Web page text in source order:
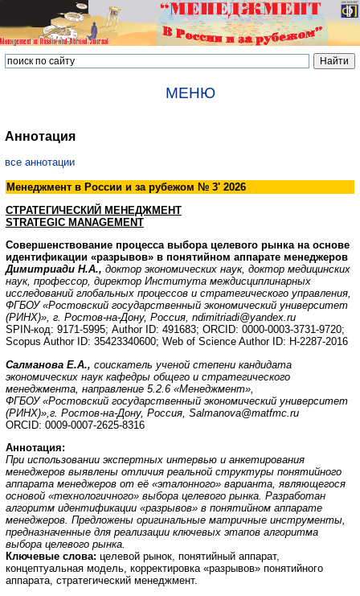
МЕНЮ
Аннотация
все аннотации
Менеджмент в России и за рубежом № 3' 2026
СТРАТЕГИЧЕСКИЙ МЕНЕДЖМЕНТ
STRATEGIC MANAGEMENT
Совершенствование процесса выбора целевого рынка на основе
идентификации «разрывов» в понятийном аппарате менеджеров
Димитриади Н.А., доктор экономических наук, доктор медицинских
наук, профессор, директор Института междисциплинарных
исследований глобальных процессов и стратегического управления,
ФГБОУ «Ростовский государственный экономический университет
(РИНХ)», г. Ростов-на-Дону, Россия, ndimitriadi@yandex.ru
SPIN-код: 9171-5995; Author ID: 491683; ORCID: 0000-0003-3731-9720;
Scopus Author ID: 35423340600; Web of Science Author ID: H-2287-2016
Салманова Е.А., соискатель ученой степени кандидата
экономических наук кафедры общего и стратегического
менеджмента, направление 5.2.6 «Менеджмент»,
ФГБОУ «Ростовский государственный экономический университет
(РИНХ)», г. Ростов-на-Дону, Россия, Salmanova@matfmc.ru
ORCID: 0009-0007-2625-8316
Аннотация:
При использовании экспертных интервью и анкетирования
менеджеров выявлены отличия реальной структуры понятийного
аппарата менеджеров от её «эталонного» варианта, являющегося
основой «технологичного» выбора целевого рынка. Разработан
алгоритм идентификации «разрывов» в понятийном аппарате
менеджеров. Предложены оригинальные матричные инструменты,
предназначенные для реализации ключевых этапов алгоритма
выбора целевого рынка.
Ключевые слова: целевой рынок, понятийный аппарат,
концептуальная модель, корректировка «разрывов» понятийного
аппарата, стратегический менеджмент.